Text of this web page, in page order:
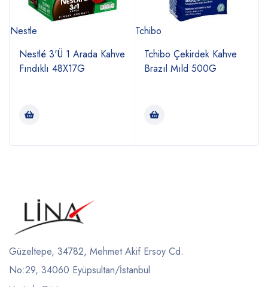
Nestle
Nestlé 3'Ü 1 Arada Kahve
Fındıklı 48X17G
Tchibo
Tchibo Çekirdek Kahve
Brazıl Mıld 500G
Güzeltepe, 34782, Mehmet Akif Ersoy Cd.
No:29, 34060 Eyüpsultan/İstanbul